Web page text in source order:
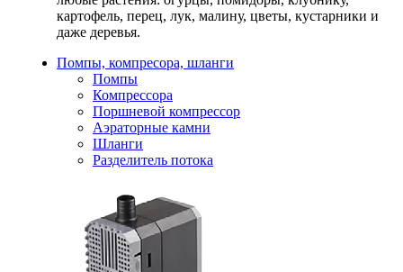
картофель, перец, лук, малину, цветы, кустарники и
даже деревья.
Помпы, компресора, шланги
Помпы
Компрессора
Поршневой компрессор
Аэраторные камни
Шланги
Разделитель потока